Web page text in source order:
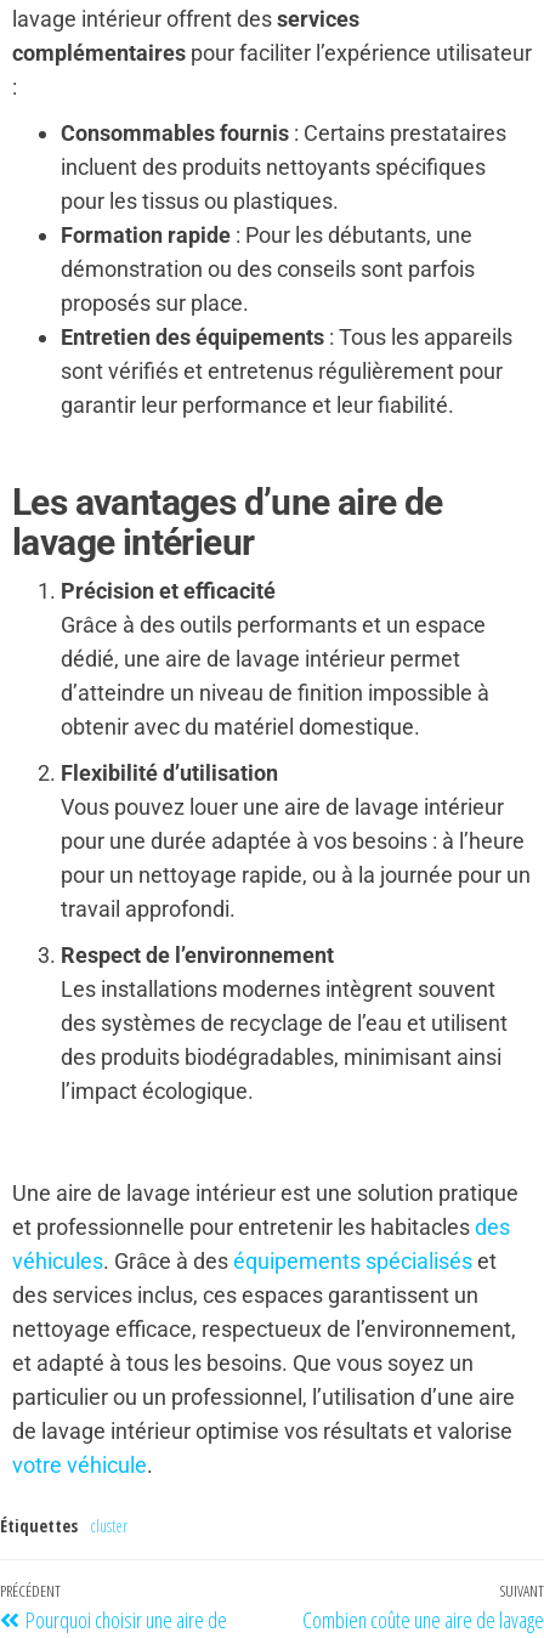
lavage intérieur offrent desservices
complémentaires pour faciliter l’expérience utilisateur
:
Consommables fournis : Certains prestataires
incluent des produits nettoyants spécifiques
pour les tissus ou plastiques.
Formation rapide : Pour les débutants, une
démonstration ou des conseils sont parfois
proposés sur place.
Entretien des équipements : Tous les appareils
sont vérifiés et entretenus régulièrement pour
garantir leur performance et leur fiabilité.
Les avantages d’une aire de
lavage intérieur
Précision et efficacité
Grâce à des outils performants et un espace
dédié, une aire de lavage intérieur permet
d’atteindre un niveau de finition impossible à
obtenir avec du matériel domestique.
Flexibilité d’utilisation
Vous pouvez louer une aire de lavage intérieur
pour une durée adaptée à vos besoins : à l’heure
pour un nettoyage rapide, ou à la journée pour un
travail approfondi.
Respect de l’environnement
Les installations modernes intègrent souvent
des systèmes de recyclage de l’eau et utilisent
des produits biodégradables, minimisant ainsi
l’impact écologique.
Une aire de lavage intérieur est une solution pratique
et professionnelle pour entretenir les habitaclesdes
véhicules. Grâce à deséquipements spécialiséset
des services inclus, ces espaces garantissent un
nettoyage efficace, respectueux de l’environnement,
et adapté à tous les besoins. Que vous soyez un
particulier ou un professionnel, l’utilisation d’une aire
de lavage intérieur optimise vos résultats et valorise
votre véhicule.
Étiquettes cluster
PRÉCÉDENT
Pourquoi choisir une aire de
SUIVANT
Combien coûte une aire de lavage